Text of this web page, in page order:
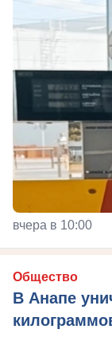
вчера в 10:00
Общество
В Анапе